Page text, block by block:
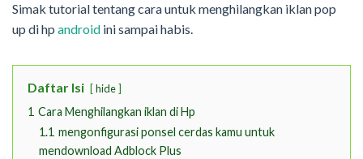
Simak tutorial tentang cara untuk menghilangkan iklan pop
up di hp android ini sampai habis.
Daftar Isi hide
1 Cara Menghilangkan iklan di Hp
1.1 mengonfigurasi ponsel cerdas kamu untuk
mendownload Adblock Plus